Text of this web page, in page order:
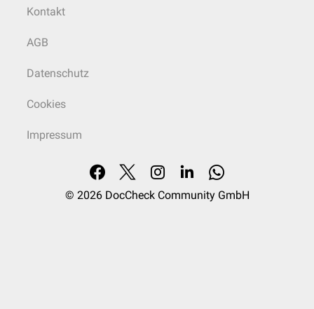
Kontakt
AGB
Datenschutz
Cookies
Impressum
© 2026 DocCheck Community GmbH